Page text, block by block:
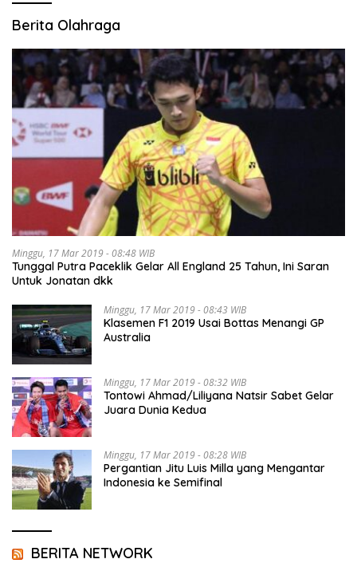
Berita Olahraga
Minggu, 17 Mar 2019 - 08:48 WIB
Tunggal Putra Paceklik Gelar All England 25 Tahun, Ini Saran
Untuk Jonatan dkk
Minggu, 17 Mar 2019 - 08:43 WIB
Klasemen F1 2019 Usai Bottas Menangi GP
Australia
Minggu, 17 Mar 2019 - 08:32 WIB
Tontowi Ahmad/Liliyana Natsir Sabet Gelar
Juara Dunia Kedua
Minggu, 17 Mar 2019 - 08:28 WIB
Pergantian Jitu Luis Milla yang Mengantar
Indonesia ke Semifinal
BERITA NETWORK